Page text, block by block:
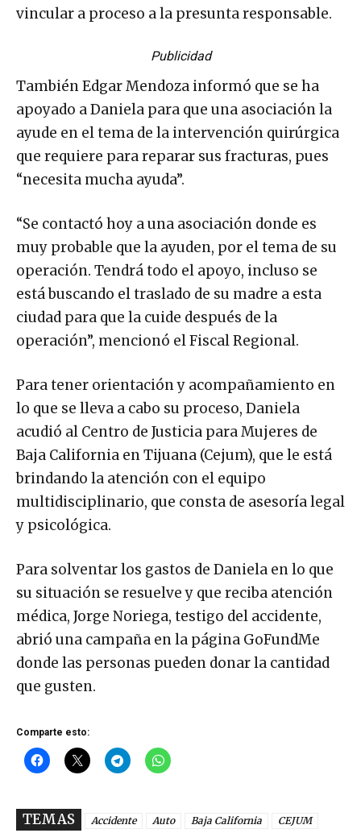
vincular a proceso a la presunta responsable.
Publicidad
También Edgar Mendoza informó que se ha
apoyado a Daniela para que una asociación la
ayude en el tema de la intervención quirúrgica
que requiere para reparar sus fracturas, pues
“necesita mucha ayuda”.
“Se contactó hoy a una asociación donde es
muy probable que la ayuden, por el tema de su
operación. Tendrá todo el apoyo, incluso se
está buscando el traslado de su madre a esta
ciudad para que la cuide después de la
operación”, mencionó el Fiscal Regional.
Para tener orientación y acompañamiento en
lo que se lleva a cabo su proceso, Daniela
acudió al Centro de Justicia para Mujeres de
Baja California en Tijuana (Cejum), que le está
brindando la atención con el equipo
multidisciplinario, que consta de asesoría legal
y psicológica.
Para solventar los gastos de Daniela en lo que
su situación se resuelve y que reciba atención
médica, Jorge Noriega, testigo del accidente,
abrió una campaña en la página GoFundMe
donde las personas pueden donar la cantidad
que gusten.
Comparte esto:
TEMAS Accidente Auto Baja California
CEJUM